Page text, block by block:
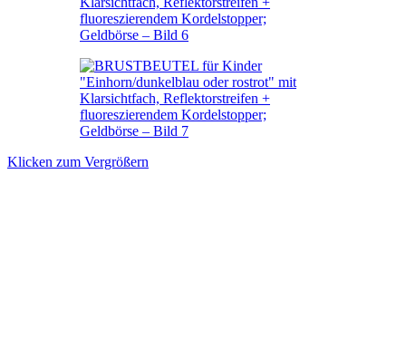
Klicken zum Vergrößern